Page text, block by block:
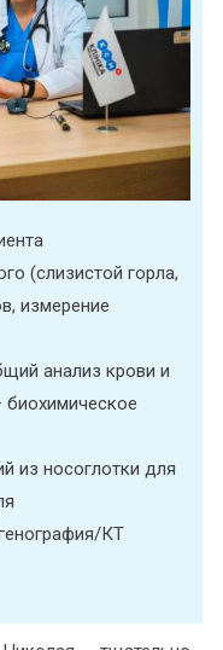
(слизистой горла,
измерение
анализ крови и
из носоглотки для
КТ